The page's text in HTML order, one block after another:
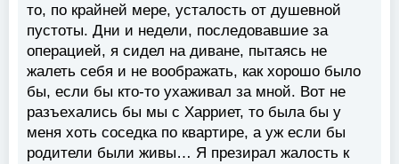
то, по крайней мере, усталость от душевной
пустоты. Дни и недели, последовавшие за
операцией, я сидел на диване, пытаясь не
жалеть себя и не воображать, как хорошо было
бы, если бы кто-то ухаживал за мной. Вот не
разъехались бы мы с Харриет, то была бы у
меня хоть соседка по квартире, а уж если бы
родители были живы… Я презирал жалость к